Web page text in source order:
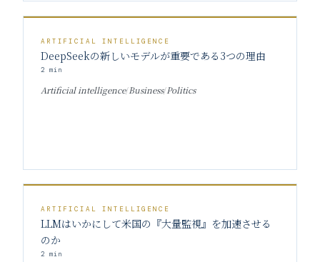
ARTIFICIAL INTELLIGENCE
DeepSeekの新しいモデルが重要である3つの理由
2 min
Artificial intelligence/Business/Politics
ARTIFICIAL INTELLIGENCE
LLMはいかにして米国の『大量監視』を加速させる
のか
2 min